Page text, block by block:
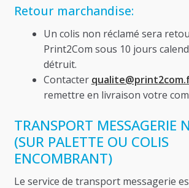
Retour marchandise:
Un colis non réclamé sera
Print2Com sous 10 jours
détruit.
Contacter
remettre en livraison votre
TRANSPORT MESSAGERIE
(SUR PALETTE OU COLIS
ENCOMBRANT)
Le service de transport messagerie